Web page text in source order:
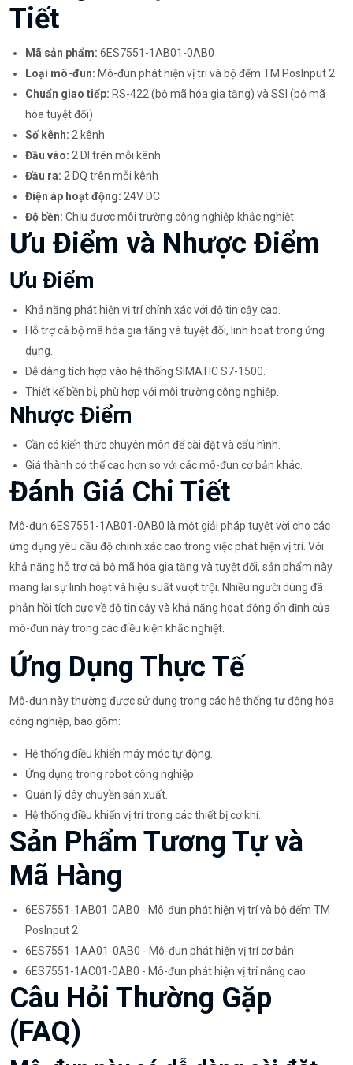
Tiết
Mã sản phẩm: 6ES7551-1AB01-0AB0
Loại mô-đun: Mô-đun phát hiện vị trí và bộ đếm TM PosInput 2
Chuẩn giao tiếp: RS-422 (bộ mã hóa gia tăng) và SSI (bộ mã
hóa tuyệt đối)
Số kênh: 2 kênh
Đầu vào: 2 DI trên mỗi kênh
Đầu ra: 2 DQ trên mỗi kênh
Điện áp hoạt động: 24V DC
Độ bền: Chịu được môi trường công nghiệp khắc nghiệt
Ưu Điểm và Nhược Điểm
Ưu Điểm
Khả năng phát hiện vị trí chính xác với độ tin cậy cao.
Hỗ trợ cả bộ mã hóa gia tăng và tuyệt đối, linh hoạt trong ứng
dụng.
Dễ dàng tích hợp vào hệ thống SIMATIC S7-1500.
Thiết kế bền bỉ, phù hợp với môi trường công nghiệp.
Nhược Điểm
Cần có kiến thức chuyên môn để cài đặt và cấu hình.
Giá thành có thể cao hơn so với các mô-đun cơ bản khác.
Đánh Giá Chi Tiết
Mô-đun 6ES7551-1AB01-0AB0 là một giải pháp tuyệt vời cho các
ứng dụng yêu cầu độ chính xác cao trong việc phát hiện vị trí. Với
khả năng hỗ trợ cả bộ mã hóa gia tăng và tuyệt đối, sản phẩm này
mang lại sự linh hoạt và hiệu suất vượt trội. Nhiều người dùng đã
phản hồi tích cực về độ tin cậy và khả năng hoạt động ổn định của
mô-đun này trong các điều kiện khắc nghiệt.
Ứng Dụng Thực Tế
Mô-đun này thường được sử dụng trong các hệ thống tự động hóa
công nghiệp, bao gồm:
Hệ thống điều khiển máy móc tự động.
Ứng dụng trong robot công nghiệp.
Quản lý dây chuyền sản xuất.
Hệ thống điều khiển vị trí trong các thiết bị cơ khí.
Sản Phẩm Tương Tự và
Mã Hàng
6ES7551-1AB01-0AB0 - Mô-đun phát hiện vị trí và bộ đếm TM
PosInput 2
6ES7551-1AA01-0AB0 - Mô-đun phát hiện vị trí cơ bản
6ES7551-1AC01-0AB0 - Mô-đun phát hiện vị trí nâng cao
Câu Hỏi Thường Gặp
(FAQ)